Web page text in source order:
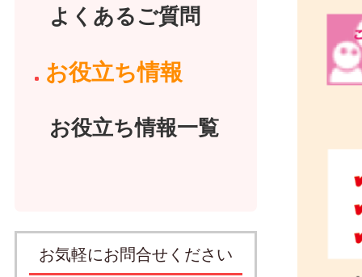
よくあるご質問
お役立ち情報
お役立ち情報一覧
お気軽にお問合せください